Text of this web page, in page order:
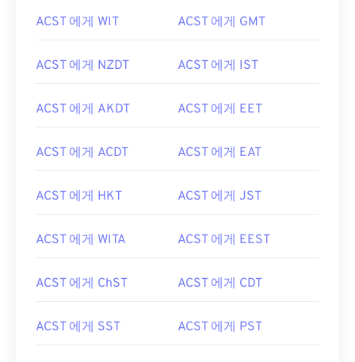
ACST 에게 WIT ACST 에게 GMT
ACST 에게 NZDT ACST 에게 IST
ACST 에게 AKDT ACST 에게 EET
ACST 에게 ACDT ACST 에게 EAT
ACST 에게 HKT ACST 에게 JST
ACST 에게 WITA ACST 에게 EEST
ACST 에게 ChST ACST 에게 CDT
ACST 에게 SST ACST 에게 PST